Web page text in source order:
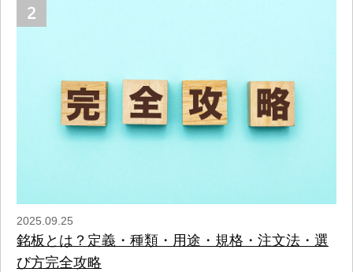
2025.09.25
銘板とは？定義・種類・用途・規格・注文法・選
び方完全攻略